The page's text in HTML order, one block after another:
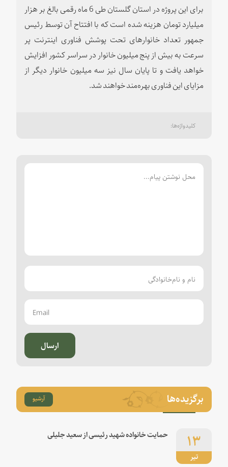
برای این پروژه در استان گلستان طی 6 ماه رقمی بالغ بر هزار
میلیارد تومان هزینه شده است که با افتتاح آن توسط رئیس
جمهور تعداد خانوارهای تحت پوشش فناوری اینترنت پر
سرعت به بیش از پنج میلیون خانوار در سراسر کشور افزایش
خواهد یافت و تا پایان سال نیز سه میلیون خانوار دیگر از
مزایای این فناوری بهره‌مند خواهند شد.
ارسال
برگزیده‌ها آرشیو
تیر
۱۳ حمایت خانواده شهید رئیسی از سعید جلیلی